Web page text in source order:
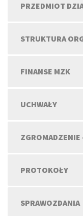
PRZEDMIOT
STRUKTURA
FINANSE MZK
UCHWAŁY
PROTOKOŁY
SPRAWOZDANIA